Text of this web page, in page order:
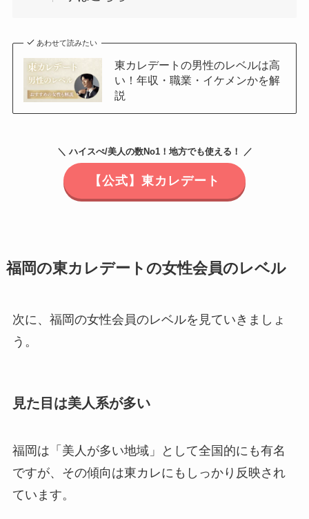
あわせて読みたい
東カレデートの男性のレベルは高
い！年収・職業・イケメンかを解
説
＼ ハイスぺ/美人の数No1！地方でも使える！ ／
【公式】東カレデート
福岡の東カレデートの女性会員のレベル
次に、福岡の女性会員のレベルを見ていきましょ
う。
見た目は美人系が多い
福岡は「美人が多い地域」として全国的にも有名
ですが、その傾向は東カレにもしっかり反映され
ています。